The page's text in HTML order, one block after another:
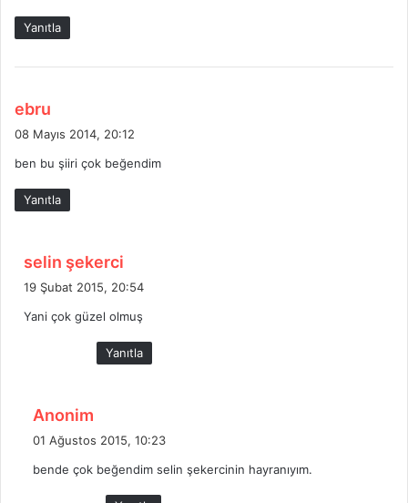
Yanıtla
ebru
i
k
i
08 Mayıs 2014, 20:12
ben bu şiiri çok beğendim
Yanıtla
selin şekerci
e
i
k
i
19 Şubat 2015, 20:54
Yani çok güzel olmuş
Yanıtla
Anonim
01 Ağustos 2015, 10:23
bende çok beğendim selin şekercinin hayranıyım.